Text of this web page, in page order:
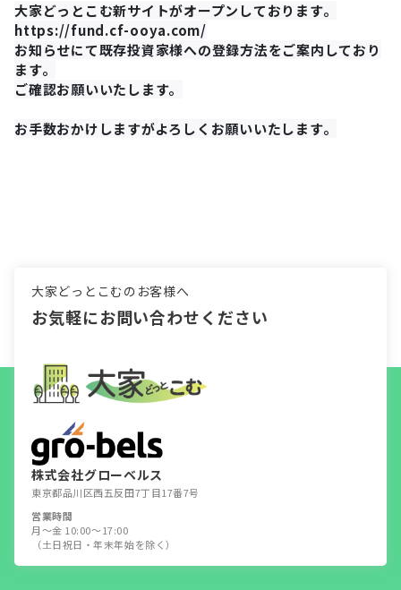
大家どっとこむ新サイトがオープンしております。
https://fund.cf-ooya.com/
お知らせにて既存投資家様への登録方法をご案内しており
ます。
ご確認お願いいたします。
お手数おかけしますがよろしくお願いいたします。
大家どっとこむのお客様へ
お気軽にお問い合わせください
株式会社グローベルス
東京都品川区西五反田7丁目17番7号
営業時間
月～金 10:00～17:00
（土日祝日・年末年始を除く）